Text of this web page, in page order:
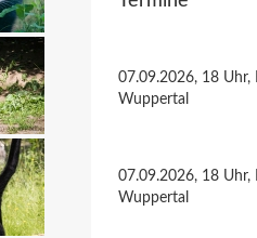
07.09.2026, 18 Uhr,
Wuppertal
07.09.2026, 18 Uhr,
Wuppertal